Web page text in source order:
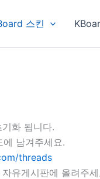
스킨
화 됩니다.
남겨주세요.
threads
유게시판에 올려주세